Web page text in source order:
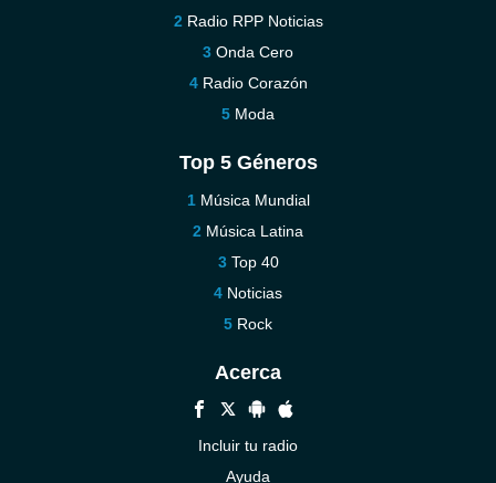
Radio RPP Noticias
Onda Cero
Radio Corazón
Moda
Top 5 Géneros
Música Mundial
Música Latina
Top 40
Noticias
Rock
Acerca
Incluir tu radio
Ayuda